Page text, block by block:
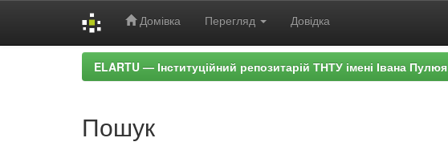
Домівка Перегляд Довідка
ELARTU — Інституційний репозитарій ТНТУ імені Івана Пулюя
Пошук